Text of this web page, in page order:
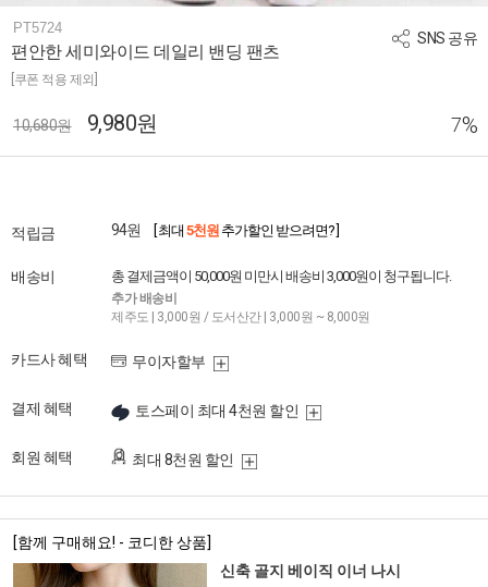
SNS 공유
PT5724
편안한 세미와이드 데일리 밴딩 팬츠
[쿠폰 적용 제외]
10,680원 9,980원 7%
적립금 94원 [ 최대 5천원 추가할인 받으려면? ]
배송비 총 결제금액이 50,000원 미만시 배송비 3,000원이 청구됩니다.
추가 배송비
제주도 | 3,000원 / 도서산간 | 3,000원 ~ 8,000원
카드사 혜택 무이자할부
결제 혜택 토스페이 최대 4천원 할인
회원 혜택 최대 8천원 할인
[함께 구매해요! - 코디한 상품]
신축 골지 베이직 이너 나시